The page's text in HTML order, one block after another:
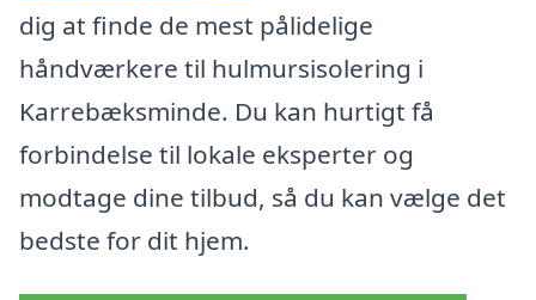
dig at finde de mest pålidelige
håndværkere til hulmursisolering i
Karrebæksminde. Du kan hurtigt få
forbindelse til lokale eksperter og
modtage dine tilbud, så du kan vælge det
bedste for dit hjem.